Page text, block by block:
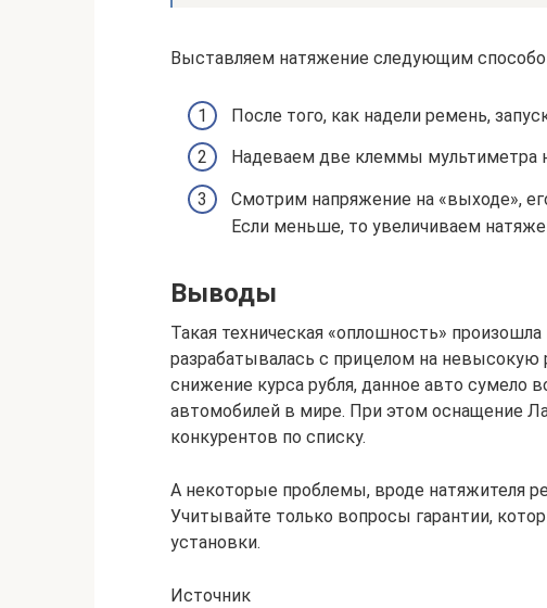
Выставляем натяжение следующим
После того, как надели ремень,
Надеваем две клеммы мультиметра
Смотрим напряжение на «выходе»,
Если меньше, то увеличиваем
Выводы
Такая техническая «оплошность»
разрабатывалась с прицелом на
снижение курса рубля, данное авто
автомобилей в мире. При этом оснащение
конкурентов по списку.
А некоторые проблемы, вроде натяжителя
Учитывайте только вопросы гарантии,
установки.
Источник